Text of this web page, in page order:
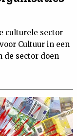
culturele sector
Cultuur in een
de sector doen